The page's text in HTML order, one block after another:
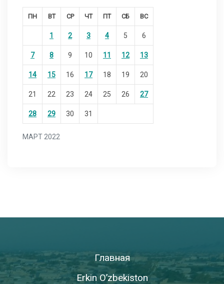
МАРТ 2022
ПН ВТ СР ЧТ ПТ СБ ВС
1 2 3 4 5 6
7 8 9 10 11 12 13
14 15 16 17 18 19 20
21 22 23 24 25 26 27
28 29 30 31
Главная
Erkin O’zbekiston